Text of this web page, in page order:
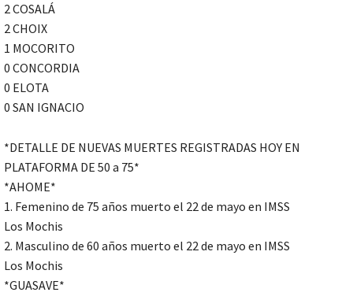
2 COSALÁ
2 CHOIX
1 MOCORITO
0 CONCORDIA
0 ELOTA
0 SAN IGNACIO
*DETALLE DE NUEVAS MUERTES REGISTRADAS HOY EN
PLATAFORMA DE 50 a 75*
*AHOME*
1. Femenino de 75 años muerto el 22 de mayo en IMSS
Los Mochis
2. Masculino de 60 años muerto el 22 de mayo en IMSS
Los Mochis
*GUASAVE*